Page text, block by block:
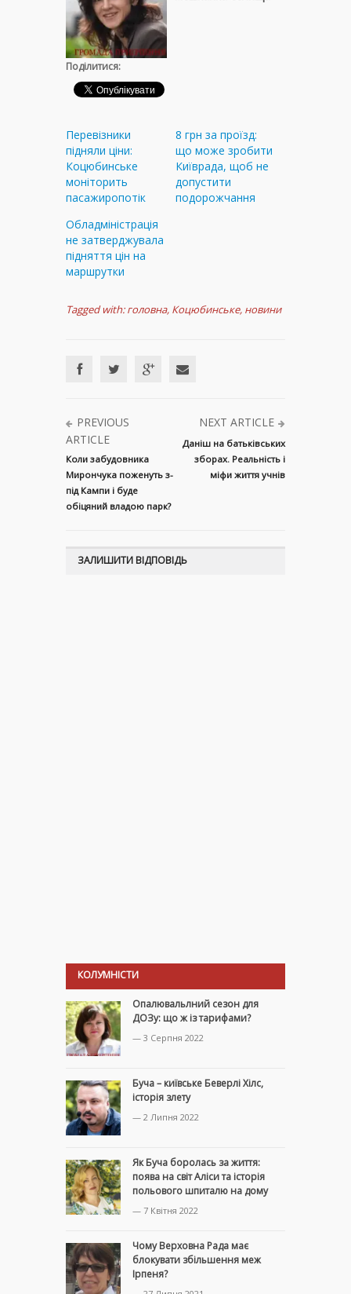
Поділитися:
Перевізники
підняли ціни:
Коцюбинське
моніторить
пасажиропотік
8 грн за проїзд:
що може зробити
Київрада, щоб не
допустити
подорожчання
Обладміністрація
не затверджувала
підняття цін на
маршрутки
Tagged with: головна, Коцюбинське, новини
PREVIOUS
ARTICLE
Коли забудовника
Мирончука поженуть з-
під Кампи і буде
обіцяний владою парк?
NEXT ARTICLE
Даніш на батьківських
зборах. Реальність і
міфи життя учнів
ЗАЛИШИТИ ВІДПОВІДЬ
КОЛУМНІСТИ
Опалювальлний сезон для
ДОЗу: що ж із тарифами?
— 3 Серпня 2022
Буча – київське Беверлі Хілс,
історія злету
— 2 Липня 2022
Як Буча боролась за життя:
поява на світ Аліси та історія
польового шпиталю на дому
— 7 Квітня 2022
Чому Верховна Рада має
блокувати збільшення меж
Ірпеня?